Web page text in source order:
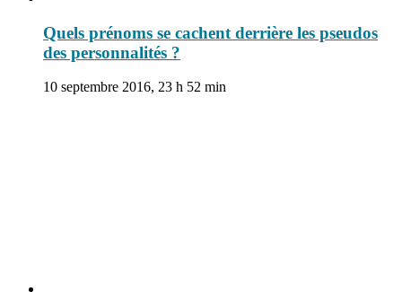
Quels prénoms se cachent derrière les pseudos
des personnalités ?
10 septembre 2016, 23 h 52 min